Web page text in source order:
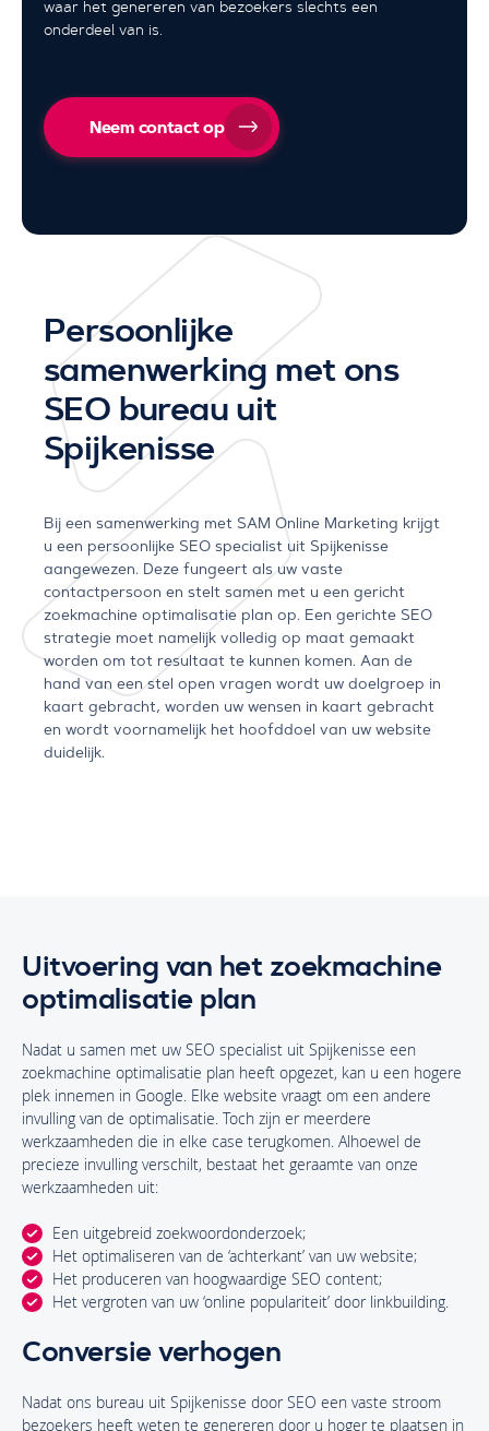
waar het genereren van bezoekers slechts een
onderdeel van is.
Neem contact op
Persoonlijke
samenwerking met ons
SEO bureau uit
Spijkenisse
Bij een samenwerking met SAM Online Marketing krijgt
u een persoonlijke SEO specialist uit Spijkenisse
aangewezen. Deze fungeert als uw vaste
contactpersoon en stelt samen met u een gericht
zoekmachine optimalisatie plan op. Een gerichte SEO
strategie moet namelijk volledig op maat gemaakt
worden om tot resultaat te kunnen komen. Aan de
hand van een stel open vragen wordt uw doelgroep in
kaart gebracht, worden uw wensen in kaart gebracht
en wordt voornamelijk het hoofddoel van uw website
duidelijk.
Uitvoering van het zoekmachine
optimalisatie plan
Nadat u samen met uw SEO specialist uit Spijkenisse een
zoekmachine optimalisatie plan heeft opgezet, kan u een hogere
plek innemen in Google. Elke website vraagt om een andere
invulling van de optimalisatie. Toch zijn er meerdere
werkzaamheden die in elke case terugkomen. Alhoewel de
precieze invulling verschilt, bestaat het geraamte van onze
werkzaamheden uit:
Een uitgebreid zoekwoordonderzoek;
Het optimaliseren van de ‘achterkant’ van uw website;
Het produceren van hoogwaardige SEO content;
Het vergroten van uw ‘online populariteit’ door linkbuilding.
Conversie verhogen
Nadat ons bureau uit Spijkenisse door SEO een vaste stroom
bezoekers heeft weten te genereren door u hoger te plaatsen in